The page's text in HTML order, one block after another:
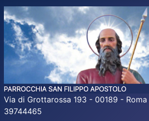
Via di Grottarossa 193 - 00189 -
39744465